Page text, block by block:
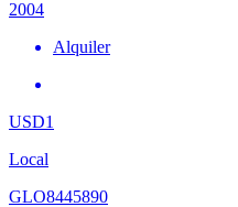
Alquiler
USD1
Local
GLO8445890